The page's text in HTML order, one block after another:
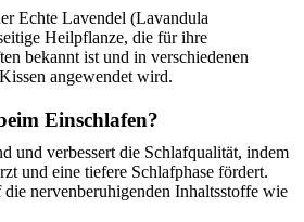
Echte Lavendel (Lavandula
Heilpflanze, die für ihre
bekannt ist und in verschiedenen
angewendet wird.
Einschlafen?
und verbessert die Schlafqualität, indem
und eine tiefere Schlafphase fördert.
nervenberuhigenden Inhaltsstoffe wie